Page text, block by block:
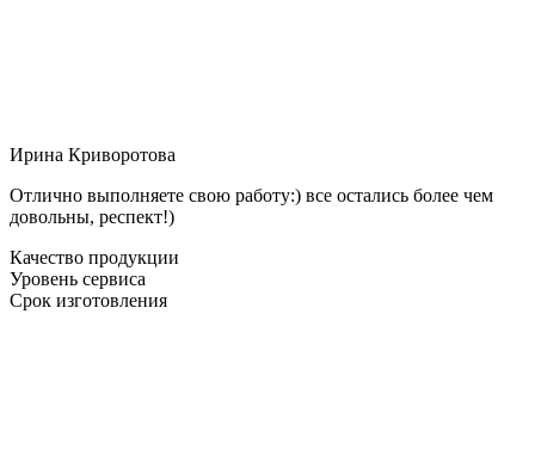
Ирина Криворотова
Отлично выполняете свою работу:) все остались более чем
довольны, респект!)
Качество продукции
Уровень сервиса
Срок изготовления